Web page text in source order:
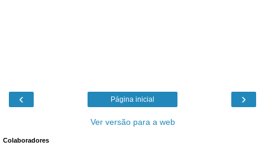
‹ ›
Página inicial
Ver versão para a web
Colaboradores